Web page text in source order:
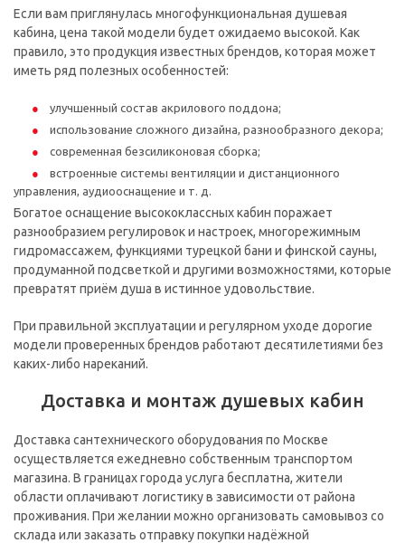
Если вам приглянулась многофункциональная душевая
кабина, цена такой модели будет ожидаемо высокой. Как
правило, это продукция известных брендов, которая может
иметь ряд полезных особенностей:
улучшенный состав акрилового поддона;
использование сложного дизайна, разнообразного декора;
современная безсиликоновая сборка;
встроенные системы вентиляции и дистанционного
управления, аудиооснащение и т. д.
Богатое оснащение высококлассных кабин поражает
разнообразием регулировок и настроек, многорежимным
гидромассажем, функциями турецкой бани и финской сауны,
продуманной подсветкой и другими возможностями, которые
превратят приём душа в истинное удовольствие.
При правильной эксплуатации и регулярном уходе дорогие
модели проверенных брендов работают десятилетиями без
каких-либо нареканий.
Доставка и монтаж душевых кабин
Доставка сантехнического оборудования по Москве
осуществляется ежедневно собственным транспортом
магазина. В границах города услуга бесплатна, жители
области оплачивают логистику в зависимости от района
проживания. При желании можно организовать самовывоз со
склада или заказать отправку покупки надёжной